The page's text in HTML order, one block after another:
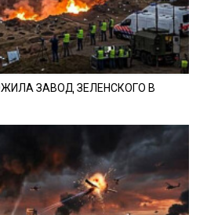
ЗАВОД ЗЕЛЕНСКОГО В